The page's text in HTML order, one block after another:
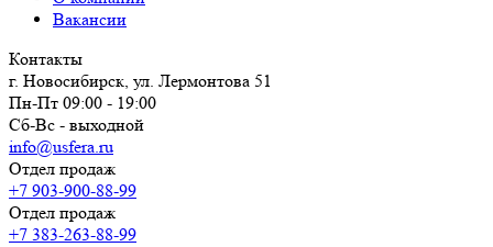
Вакансии
Контакты
г. Новосибирск, ул. Лермонтова 51
Пн-Пт 09:00 - 19:00
Сб-Вс - выходной
info@usfera.ru
Отдел продаж
+7 903-900-88-99
Отдел продаж
+7 383-263-88-99